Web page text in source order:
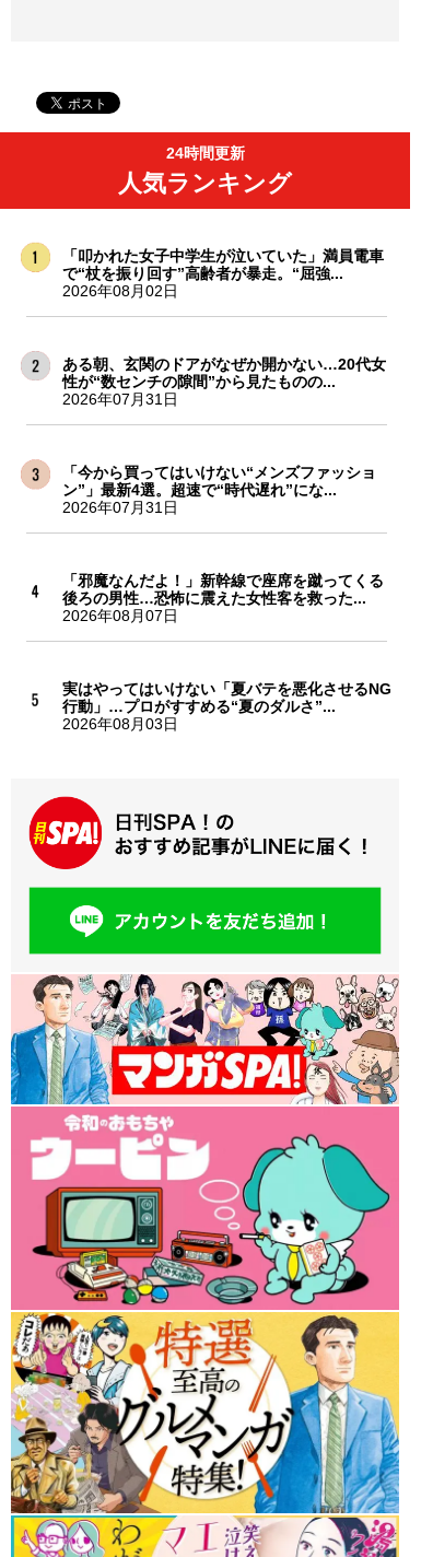
24時間更新
人気ランキング
「叩かれた女子中学生が泣いていた」満員電車
で“杖を振り回す”高齢者が暴走。“屈強...
2026年08月02日
ある朝、玄関のドアがなぜか開かない…20代女
性が“数センチの隙間”から見たものの...
2026年07月31日
「今から買ってはいけない“メンズファッショ
ン”」最新4選。超速で“時代遅れ”にな...
2026年07月31日
「邪魔なんだよ！」新幹線で座席を蹴ってくる
後ろの男性…恐怖に震えた女性客を救った...
2026年08月07日
実はやってはいけない「夏バテを悪化させるNG
行動」…プロがすすめる“夏のダルさ”...
2026年08月03日